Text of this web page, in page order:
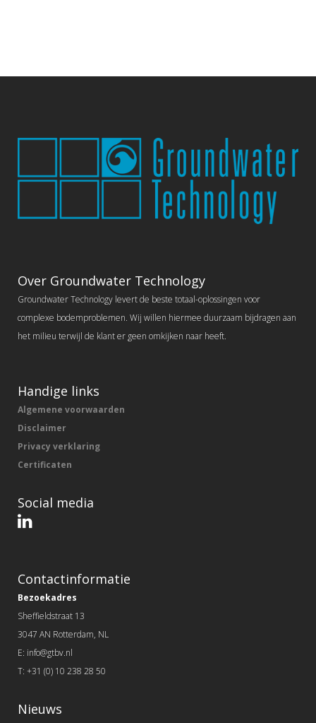
Over Groundwater Technology
Groundwater Technology levert de beste totaal-oplossingen voor
complexe bodemproblemen. Wij willen hiermee duurzaam bijdragen aan
het milieu terwijl de klant er geen omkijken naar heeft.
Handige links
Algemene voorwaarden
Disclaimer
Privacy verklaring
Certificaten
Social media
Contactinformatie
Bezoekadres
Sheffieldstraat 13
3047 AN Rotterdam, NL
E: info@gtbv.nl
T: +31 (0) 10 238 28 50
Nieuws